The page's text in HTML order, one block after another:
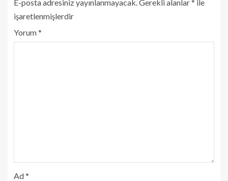
E-posta adresiniz yayınlanmayacak.Gerekli alanlar* ile
işaretlenmişlerdir
Yorum*
Ad*